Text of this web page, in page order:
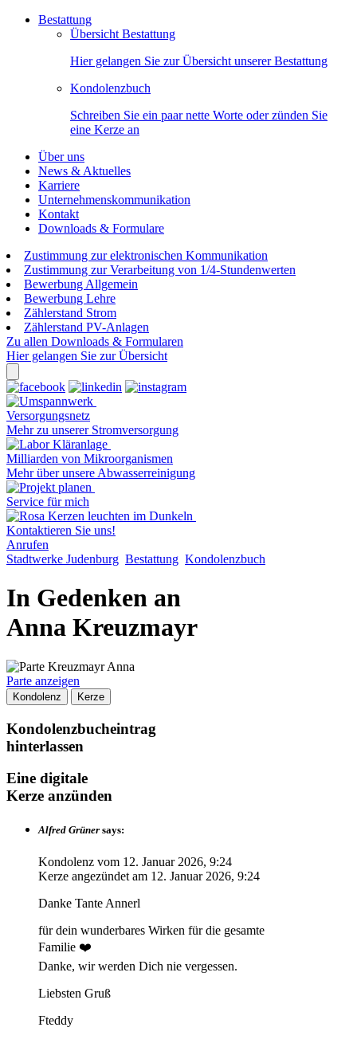
Bestattung
Übersicht Bestattung
Hier gelangen Sie zur Übersicht unserer Bestattung
Kondolenzbuch
Schreiben Sie ein paar nette Worte oder zünden Sie
eine Kerze an
Über uns
News & Aktuelles
Karriere
Unternehmenskommunikation
Kontakt
Downloads & Formulare
Zustimmung zur elektronischen Kommunikation
Zustimmung zur Verarbeitung von 1/4-Stundenwerten
Bewerbung Allgemein
Bewerbung Lehre
Zählerstand Strom
Zählerstand PV-Anlagen
Zu allen Downloads & Formularen
Hier gelangen Sie zur Übersicht
Versorgungsnetz
Mehr zu unserer Stromversorgung
Milliarden von Mikroorganismen
Mehr über unsere Abwasserreinigung
Service für mich
Kontaktieren Sie uns!
Anrufen
Stadtwerke Judenburg Bestattung Kondolenzbuch
In Gedenken an
Anna Kreuzmayr
Parte anzeigen
Kondolenz Kerze
Kondolenzbucheintrag
hinterlassen
Eine digitale
Kerze anzünden
Alfred Grüner says:
Kondolenz vom 12. Januar 2026, 9:24
Kerze angezündet am 12. Januar 2026, 9:24
Danke Tante Annerl
für dein wunderbares Wirken für die gesamte
Familie ❤️
Danke, wir werden Dich nie vergessen.
Liebsten Gruß
Fteddy